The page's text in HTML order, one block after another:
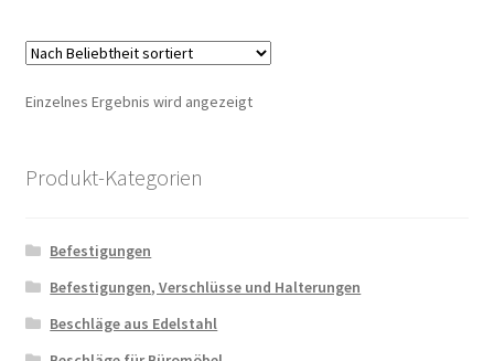
Einzelnes Ergebnis wird angezeigt
Produkt-Kategorien
Befestigungen
Befestigungen, Verschlüsse und Halterungen
Beschläge aus Edelstahl